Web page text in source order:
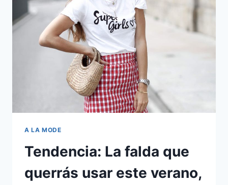
A LA MODE
Tendencia: La falda que
querrás usar este verano,